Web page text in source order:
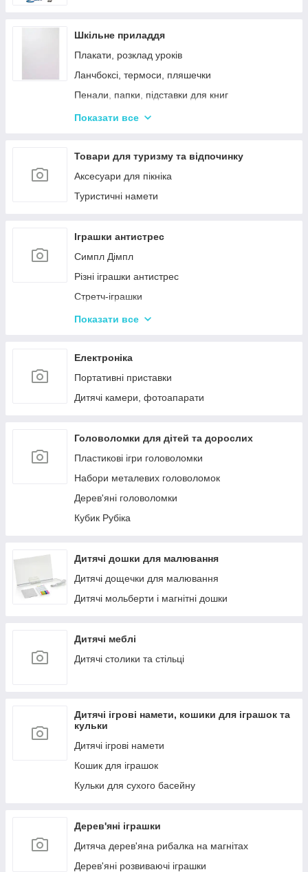
Шкільне приладдя
Плакати, розклад уроків
Ланчбоксі, термоси, пляшечки
Пенали, папки, підставки для книг
Фарбі, пензлики, альбоми
Зошити, блокноти, щоденники, обкладинки
Наклейки, стікери, закладки
Кольоровий папір, картон, клей
Циркулі, лінійки, трафарети
Художні аксесуари та інструменти
Показати все
Товари для туризму та відпочинку
Аксесуари для пікніка
Туристичні намети
Іграшки антистрес
Симпл Дімпл
Різні іграшки антистрес
Стретч-іграшки
Іграшки Pop it
Показати все
Електроніка
Портативні приставки
Дитячі камери, фотоапарати
Головоломки для дітей та дорослих
Пластикові ігри головоломки
Набори металевих головоломок
Дерев'яні головоломки
Кубик Рубіка
Дитячі дошки для малювання
Дитячі дощечки для малювання
Дитячі мольберти і магнітні дошки
Дитячі меблі
Дитячі столики та стільці
Дитячі ігрові намети, кошики для іграшок та
кульки
Дитячі ігрові намети
Кошик для іграшок
Кульки для сухого басейну
Дерев'яні іграшки
Дитяча дерев'яна рибалка на магнітах
Дерев'яні розвиваючі іграшки